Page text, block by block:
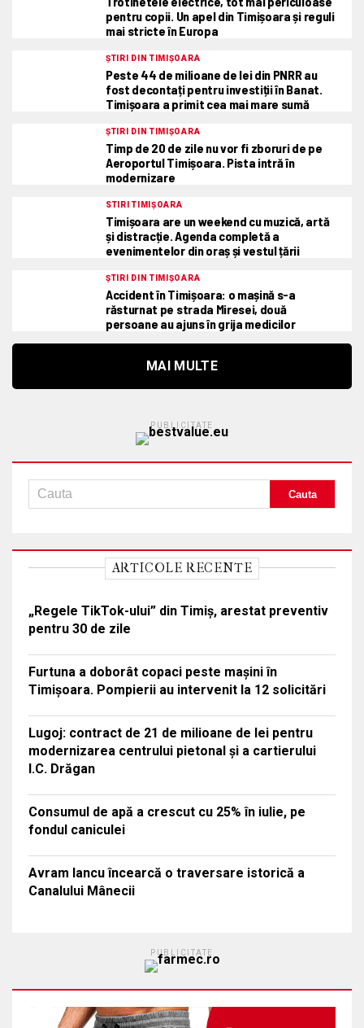
pentru copii. Un apel din Timișoara și reguli
mai stricte în Europa
ȘTIRI DIN TIMIȘOARA
Peste 44 de milioane de lei din PNRR au
fost decontați pentru investiții în Banat.
Timișoara a primit cea mai mare sumă
ȘTIRI DIN TIMIȘOARA
Timp de 20 de zile nu vor fi zboruri de pe
Aeroportul Timișoara. Pista intră în
modernizare
STIRI TIMIȘOARA
Timișoara are un weekend cu muzică, artă
și distracție. Agenda completă a
evenimentelor din oraș și vestul țării
ȘTIRI DIN TIMIȘOARA
Accident în Timișoara: o mașină s-a
răsturnat pe strada Miresei, două
persoane au ajuns în grija medicilor
MAI MULTE
PUBLICITATE
ARTICOLE RECENTE
„Regele TikTok-ului” din Timiș, arestat preventiv
pentru 30 de zile
Furtuna a doborât copaci peste mașini în
Timișoara. Pompierii au intervenit la 12 solicitări
Lugoj: contract de 21 de milioane de lei pentru
modernizarea centrului pietonal și a cartierului
I.C. Drăgan
Consumul de apă a crescut cu 25% în iulie, pe
fondul caniculei
Avram Iancu încearcă o traversare istorică a
Canalului Mânecii
PUBLICITATE